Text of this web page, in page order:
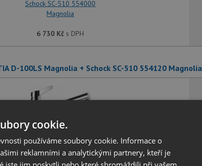
Schock SC-510 554000
Magnolia
6 730 Kč s DPH
D-100LS Magnolia + Schock SC-510 554120 Magnolia
cookie.
používáme soubory cookie. Informace o
reklamními a analytickými partnery, kteří je